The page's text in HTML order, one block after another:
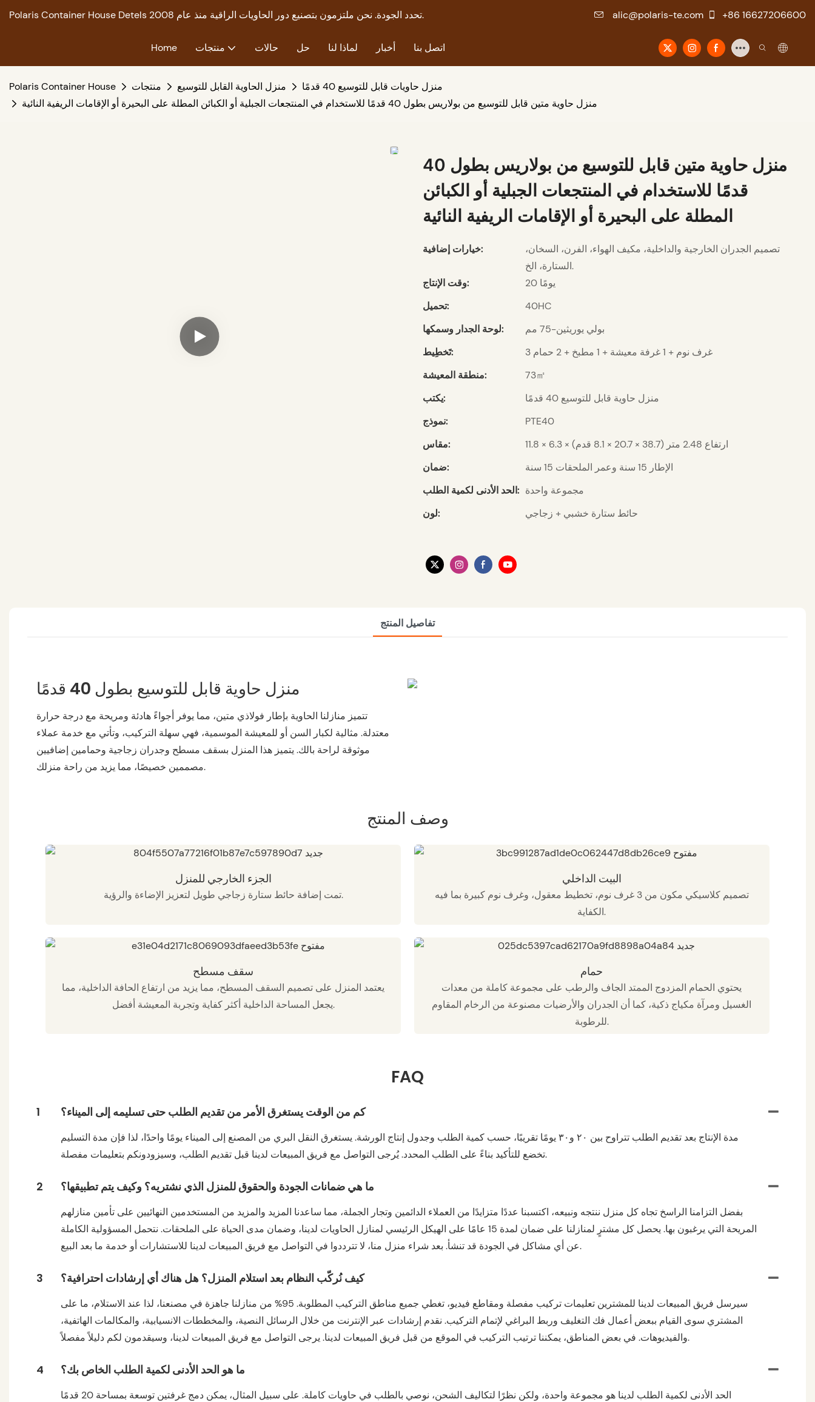
Polaris Container House Detels تحدد الجودة. نحن ملتزمون بتصنيع دور الحاويات الراقية منذ عام 2008. alic@polaris-te.com +86 16627206600
Home منتجات حالات حل لماذا لنا أخبار اتصل بنا
Polaris Container House منتجات منزل الحاوية القابل للتوسيع
منزل حاويات قابل للتوسيع 40 قدمًا
منزل حاوية متين قابل للتوسيع من بولاريس بطول 40 قدمًا للاستخدام في المنتجعات الجبلية أو الكبائن المطلة على البحيرة أو الإقامات الريفية النائية
منزل حاوية متين قابل للتوسيع من بولاريس بطول 40
قدمًا للاستخدام في المنتجعات الجبلية أو الكبائن
المطلة على البحيرة أو الإقامات الريفية النائية
خيارات إضافية:
تصميم الجدران الخارجية والداخلية، مكيف الهواء، الفرن، السخان،
الستارة، الخ.
وقت الإنتاج:
20 يومًا
تحميل:
40HC
لوحة الجدار وسمكها:
بولي يوريثين-75 مم
تَخطِيط:
3 غرف نوم + 1 غرفة معيشة + 1 مطبخ + 2 حمام
منطقة المعيشة:
73㎡
يكتب:
منزل حاوية قابل للتوسيع 40 قدمًا
نموذج:
PTE40
مقاس:
11.8 × 6.3 × ارتفاع 2.48 متر (38.7 × 20.7 × 8.1 قدم)
ضمان:
الإطار 15 سنة وعمر الملحقات 15 سنة
الحد الأدنى لكمية الطلب: مجموعة واحدة
لون:
حائط ستارة خشبي + زجاجي
تفاصيل المنتج
منزل حاوية قابل للتوسيع بطول 40 قدمًا
تتميز منازلنا الحاوية بإطار فولاذي متين، مما يوفر أجواءً هادئة ومريحة مع درجة حرارة
معتدلة. مثالية لكبار السن أو للمعيشة الموسمية، فهي سهلة التركيب، وتأتي مع خدمة عملاء
موثوقة لراحة بالك. يتميز هذا المنزل بسقف مسطح وجدران زجاجية وحمامين إضافيين
مصممين خصيصًا، مما يزيد من راحة منزلك.
وصف المنتج
الجزء الخارجي للمنزل
تمت إضافة حائط ستارة زجاجي طويل لتعزيز الإضاءة والرؤية.
البيت الداخلي
تصميم كلاسيكي مكون من 3 غرف نوم، تخطيط معقول، وغرف نوم كبيرة بما فيه
الكفاية.
سقف مسطح
يعتمد المنزل على تصميم السقف المسطح، مما يزيد من ارتفاع الحافة الداخلية، مما
يجعل المساحة الداخلية أكثر كفاية وتجربة المعيشة أفضل.
حمام
يحتوي الحمام المزدوج الممتد الجاف والرطب على مجموعة كاملة من معدات
الغسيل ومرآة مكياج ذكية، كما أن الجدران والأرضيات مصنوعة من الرخام المقاوم
للرطوبة.
FAQ
1 كم من الوقت يستغرق الأمر من تقديم الطلب حتى تسليمه إلى الميناء؟
مدة الإنتاج بعد تقديم الطلب تتراوح بين ٢٠ و٣٠ يومًا تقريبًا، حسب كمية الطلب وجدول إنتاج الورشة. يستغرق النقل البري من المصنع إلى الميناء يومًا واحدًا، لذا فإن مدة التسليم
تخضع للتأكيد بناءً على الطلب المحدد. يُرجى التواصل مع فريق المبيعات لدينا قبل تقديم الطلب، وسيزودونكم بتعليمات مفصلة.
2 ما هي ضمانات الجودة والحقوق للمنزل الذي نشتريه؟ وكيف يتم تطبيقها؟
بفضل التزامنا الراسخ تجاه كل منزل ننتجه ونبيعه، اكتسبنا عددًا متزايدًا من العملاء الدائمين وتجار الجملة، مما ساعدنا المزيد والمزيد من المستخدمين النهائيين على تأمين منازلهم
المريحة التي يرغبون بها. يحصل كل مشترٍ لمنازلنا على ضمان لمدة 15 عامًا على الهيكل الرئيسي لمنازل الحاويات لدينا، وضمان مدى الحياة على الملحقات. نتحمل المسؤولية الكاملة
عن أي مشاكل في الجودة قد تنشأ. بعد شراء منزل منا، لا تترددوا في التواصل مع فريق المبيعات لدينا للاستشارات أو خدمة ما بعد البيع.
3 كيف نُركّب النظام بعد استلام المنزل؟ هل هناك أي إرشادات احترافية؟
سيرسل فريق المبيعات لدينا للمشترين تعليمات تركيب مفصلة ومقاطع فيديو، تغطي جميع مناطق التركيب المطلوبة. 95% من منازلنا جاهزة في مصنعنا، لذا عند الاستلام، ما على
المشتري سوى القيام ببعض أعمال فك التغليف وربط البراغي لإتمام التركيب. نقدم إرشادات عبر الإنترنت من خلال الرسائل النصية، والمخططات الانسيابية، والمكالمات الهاتفية،
والفيديوهات. في بعض المناطق، يمكننا ترتيب التركيب في الموقع من قبل فريق المبيعات لدينا. يرجى التواصل مع فريق المبيعات لدينا، وسيقدمون لكم دليلاً مفصلاً.
4 ما هو الحد الأدنى لكمية الطلب الخاص بك؟
الحد الأدنى لكمية الطلب لدينا هو مجموعة واحدة، ولكن نظرًا لتكاليف الشحن، نوصي بالطلب في حاويات كاملة. على سبيل المثال، يمكن دمج غرفتين توسعة بمساحة 20 قدمًا